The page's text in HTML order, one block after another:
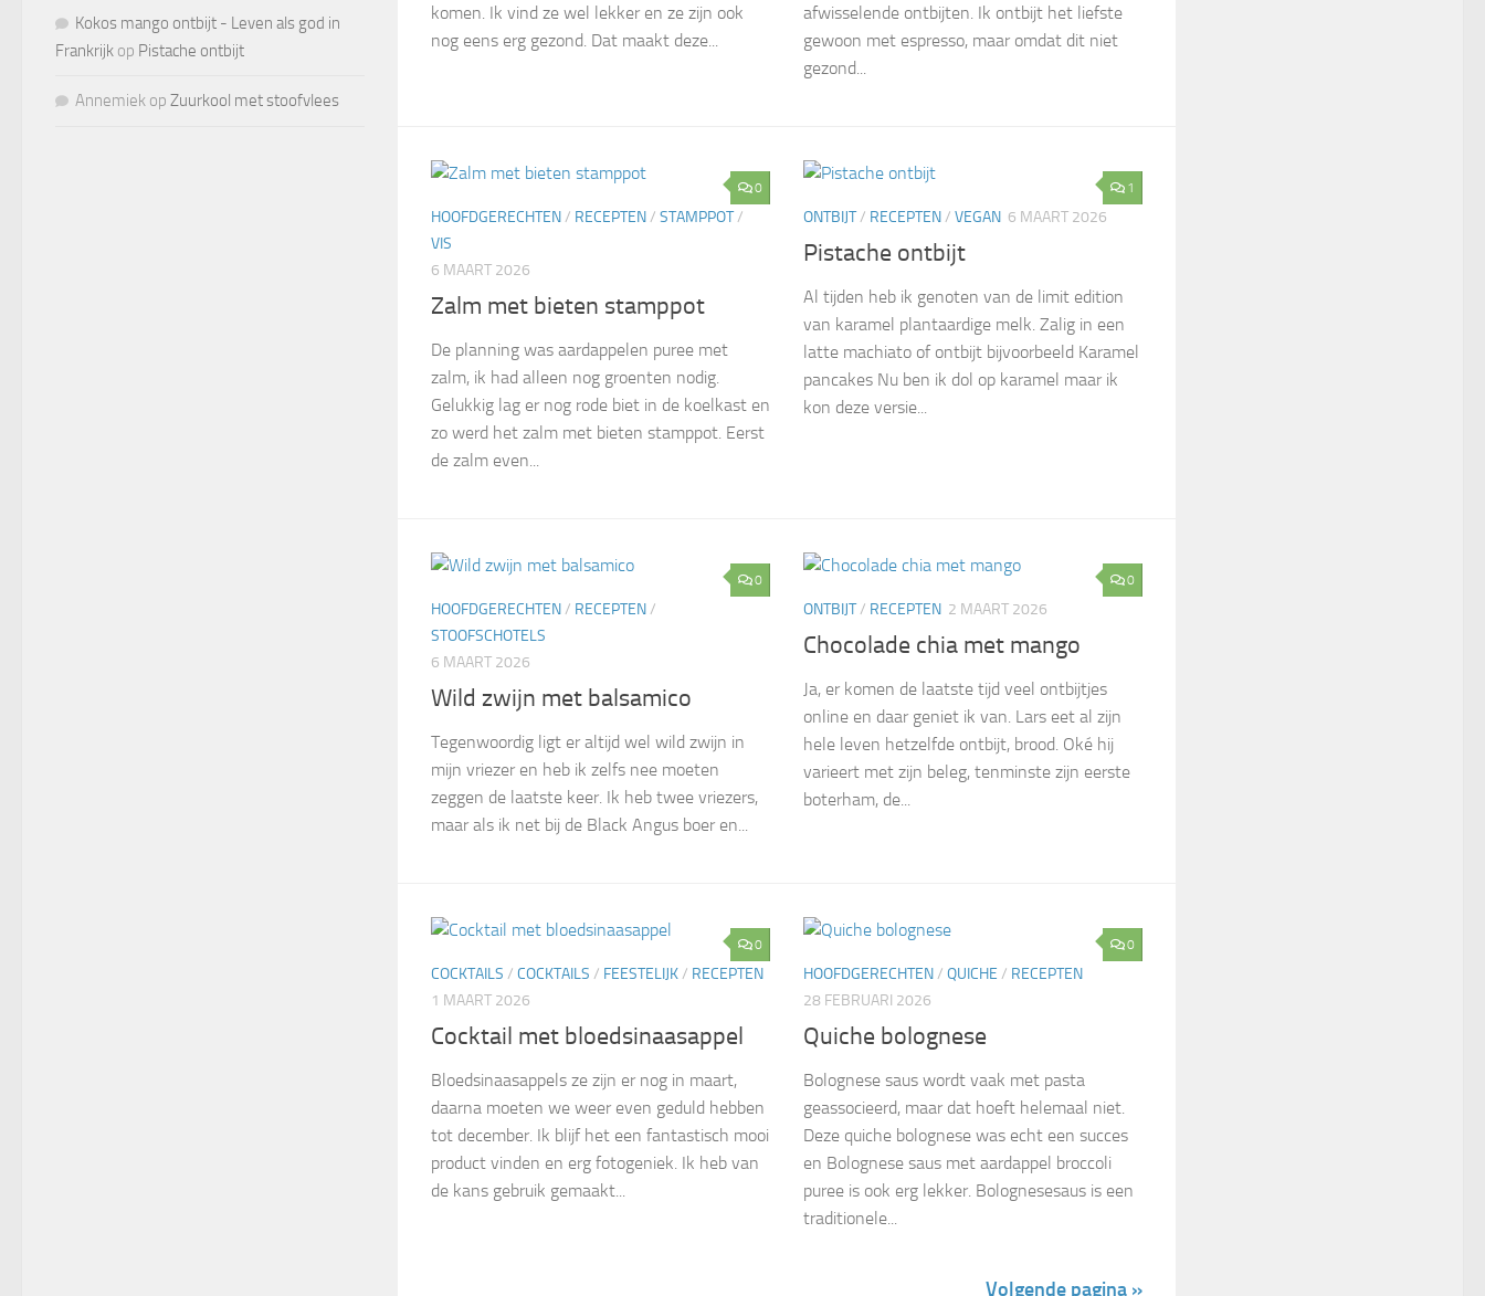
komen. Ik vind ze wel lekker en ze zijn ook
nog eens erg gezond. Dat maakt deze...
afwisselende ontbijten. Ik ontbijt het liefste
gewoon met espresso, maar omdat dit niet
gezond...
0
HOOFDGERECHTEN/ RECEPTEN/ STAMPPOT/
VIS
6 MAART 2026
Zalm met bieten stamppot
De planning was aardappelen puree met
zalm, ik had alleen nog groenten nodig.
Gelukkig lag er nog rode biet in de koelkast en
zo werd het zalm met bieten stamppot. Eerst
de zalm even...
1
ONTBIJT/ RECEPTEN/ VEGAN 6 MAART 2026
Pistache ontbijt
Al tijden heb ik genoten van de limit edition
van karamel plantaardige melk. Zalig in een
latte machiato of ontbijt bijvoorbeeld Karamel
pancakes Nu ben ik dol op karamel maar ik
kon deze versie...
0
HOOFDGERECHTEN/ RECEPTEN/
STOOFSCHOTELS
6 MAART 2026
Wild zwijn met balsamico
Tegenwoordig ligt er altijd wel wild zwijn in
mijn vriezer en heb ik zelfs nee moeten
zeggen de laatste keer. Ik heb twee vriezers,
maar als ik net bij de Black Angus boer en...
0
ONTBIJT/ RECEPTEN 2 MAART 2026
Chocolade chia met mango
Ja, er komen de laatste tijd veel ontbijtjes
online en daar geniet ik van. Lars eet al zijn
hele leven hetzelfde ontbijt, brood. Oké hij
varieert met zijn beleg, tenminste zijn eerste
boterham, de...
0
COCKTAILS / COCKTAILS / FEESTELIJK/ RECEPTEN
1 MAART 2026
Cocktail met bloedsinaasappel
Bloedsinaasappels ze zijn er nog in maart,
daarna moeten we weer even geduld hebben
tot december. Ik blijf het een fantastisch mooi
product vinden en erg fotogeniek. Ik heb van
de kans gebruik gemaakt...
0
HOOFDGERECHTEN/ QUICHE / RECEPTEN
28 FEBRUARI 2026
Quiche bolognese
Bolognese saus wordt vaak met pasta
geassocieerd, maar dat hoeft helemaal niet.
Deze quiche bolognese was echt een succes
en Bolognese saus met aardappel broccoli
puree is ook erg lekker. Bolognesesaus is een
traditionele...
Volgende pagina »
Kokos mango ontbijt - Leven als god in
Frankrijk op Pistache ontbijt
Annemiek op Zuurkool met stoofvlees